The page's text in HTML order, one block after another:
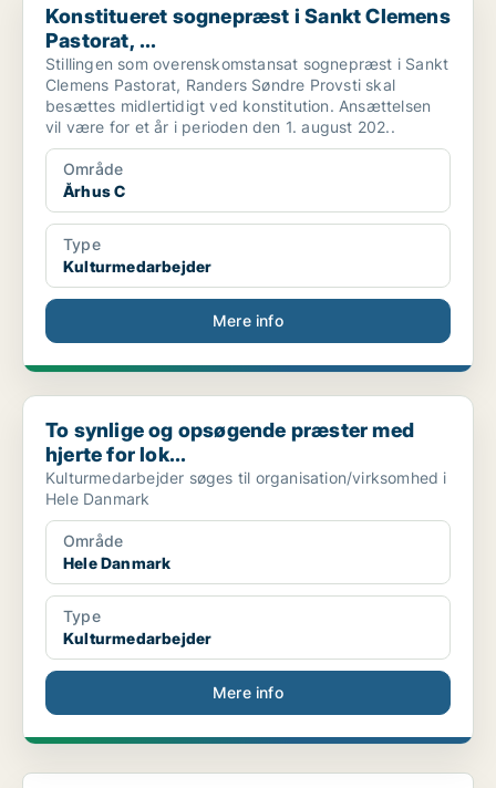
Konstitueret sognepræst i Sankt Clemens
Pastorat, ...
Stillingen som overenskomstansat sognepræst i Sankt
Clemens Pastorat, Randers Søndre Provsti skal
besættes midlertidigt ved konstitution. Ansættelsen
vil være for et år i perioden den 1. august 202..
Område
Århus C
Type
Kulturmedarbejder
Mere info
To synlige og opsøgende præster med hjerte for lok...
To synlige og opsøgende præster med
hjerte for lok...
Kulturmedarbejder søges til organisation/virksomhed i
Hele Danmark
Område
Hele Danmark
Type
Kulturmedarbejder
Mere info